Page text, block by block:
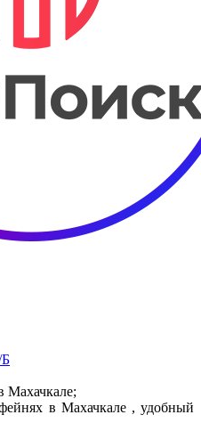
Б
Махачкале;
в Махачкале , удобный